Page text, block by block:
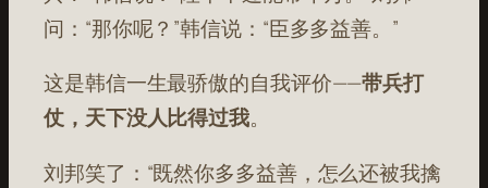
问：“那你呢？”韩信说：“臣多多益善。”
这是韩信一生最骄傲的自我评价——带兵打
仗，天下没人比得过我。
刘邦笑了：“既然你多多益善，怎么还被我擒